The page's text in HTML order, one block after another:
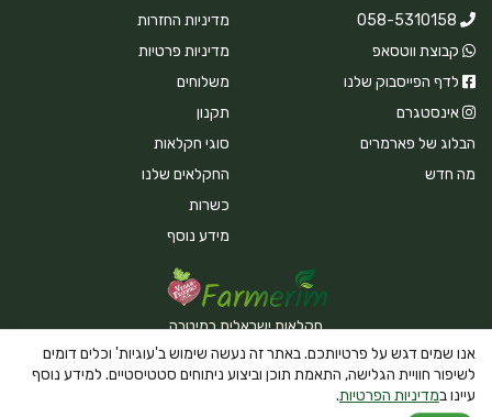
058-5310158
קבוצת ווטסאפ
לדף הפייסבוק שלנו
אינסטגרם
הבלוג של פארמרים
מה חדש
מדיניות החזרות
מדיניות פרטיות
משלוחים
תקנון
סוגי חקלאות
החקלאים שלנו
כשרות
מידע נוסף
חקלאות ישראלית במיטבה
Powered By Farmerim
אנו שמים דגש על פרטיותכם. באתר זה נעשה שימוש ב'עוגיות' וכלים דומים
לשיפור חוויית הגלישה, התאמת תוכן וביצוע ניתוחים סטטיסטיים. למידע נוסף
עיינו במדיניות הפרטיות.